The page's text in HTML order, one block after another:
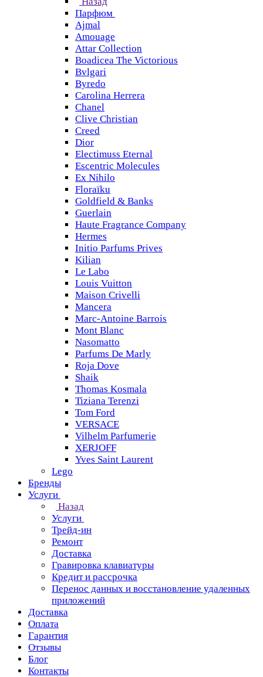
Парфюм
Ajmal
Amouage
Attar Collection
Boadicea The Victorious
Bvlgari
Byredo
Carolina Herrera
Chanel
Clive Christian
Creed
Dior
Electimuss Eternal
Escentric Molecules
Ex Nihilo
Floraïku
Goldfield & Banks
Guerlain
Haute Fragrance Company
Hermes
Initio Parfums Prives
Kilian
Le Labo
Louis Vuitton
Maison Crivelli
Mancera
Marc-Antoine Barrois
Mont Blanc
Nasomatto
Parfums De Marly
Roja Dove
Shaik
Thomas Kosmala
Tiziana Terenzi
Tom Ford
VERSACE
Vilhelm Parfumerie
XERJOFF
Yves Saint Laurent
Lego
Бренды
Услуги
Назад
Услуги
Трейд-ин
Ремонт
Доставка
Гравировка клавиатуры
Кредит и рассрочка
Перенос данных и восстановление удаленных
приложений
Доставка
Оплата
Гарантия
Отзывы
Блог
Контакты